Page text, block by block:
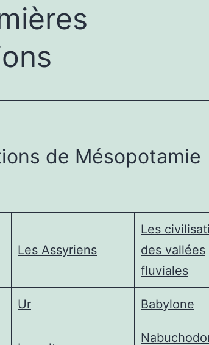
de Mésopotamie
Les Assyriens
Les
des vallées
fluviales
Ur Babylone